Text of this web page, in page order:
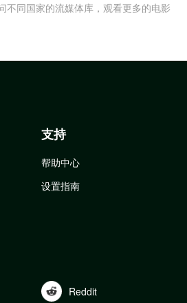
不同国家的流媒体库，观看更多的电影
支持
帮助中心
设置指南
Reddit